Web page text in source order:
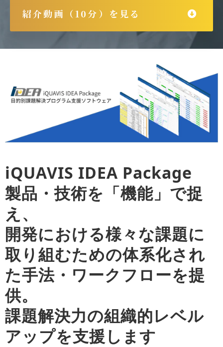
紹介動画（10分）を見る
iQUAVIS IDEA Package
製品・技術を「機能」で捉
え、
開発における様々な課題に
取り組むための体系化され
た手法・ワークフローを提
供。
課題解決力の組織的レベル
アップを支援します